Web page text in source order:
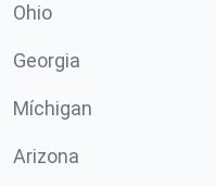
Ohio
Georgia
Míchigan
Arizona